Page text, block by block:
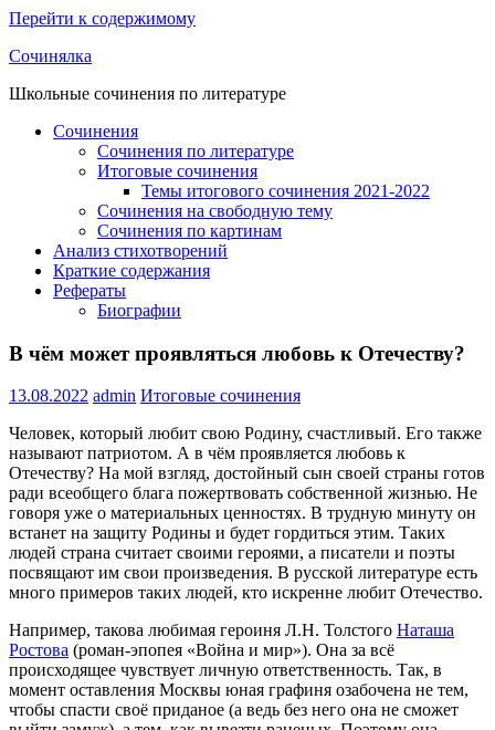
Перейти к содержимому
Сочинялка
Школьные сочинения по литературе
Сочинения
Сочинения по литературе
Итоговые сочинения
Темы итогового сочинения 2021-2022
Сочинения на свободную тему
Сочинения по картинам
Анализ стихотворений
Краткие содержания
Рефераты
Биографии
В чём может проявляться любовь к Отечеству?
13.08.2022 admin Итоговые сочинения
Человек, который любит свою Родину, счастливый. Его также
называют патриотом. А в чём проявляется любовь к
Отечеству? На мой взгляд, достойный сын своей страны готов
ради всеобщего блага пожертвовать собственной жизнью. Не
говоря уже о материальных ценностях. В трудную минуту он
встанет на защиту Родины и будет гордиться этим. Таких
людей страна считает своими героями, а писатели и поэты
посвящают им свои произведения. В русской литературе есть
много примеров таких людей, кто искренне любит Отечество.
Например, такова любимая героиня Л.Н. Толстого Наташа
Ростова (роман-эпопея «Война и мир»). Она за всё
происходящее чувствует личную ответственность. Так, в
момент оставления Москвы юная графиня озабочена не тем,
чтобы спасти своё приданое (а ведь без него она не сможет